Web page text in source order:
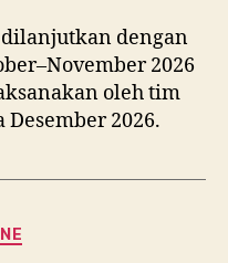
dengan
2026
oleh tim
2026.